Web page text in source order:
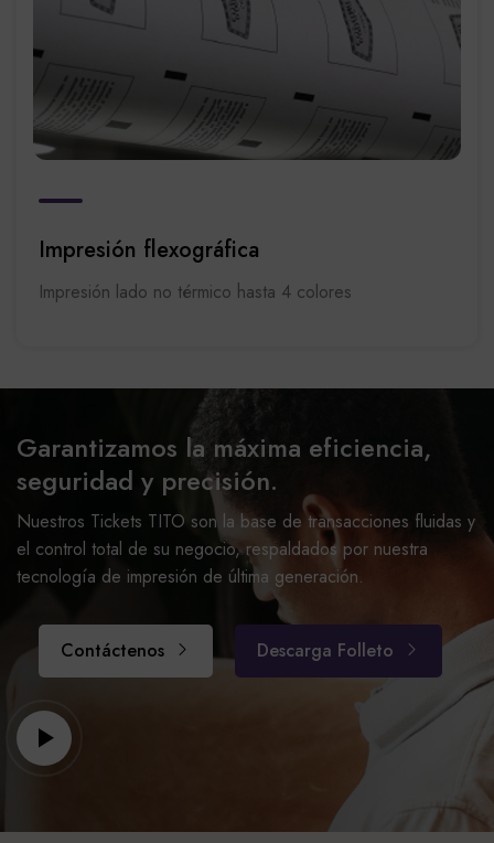
Impresión flexográfica
Impresión lado no térmico hasta 4 colores
Garantizamos la máxima eficiencia,
seguridad y precisión.
Nuestros Tickets TITO son la base de transacciones fluidas y
el control total de su negocio, respaldados por nuestra
tecnología de impresión de última generación.
Contáctenos Descarga Folleto